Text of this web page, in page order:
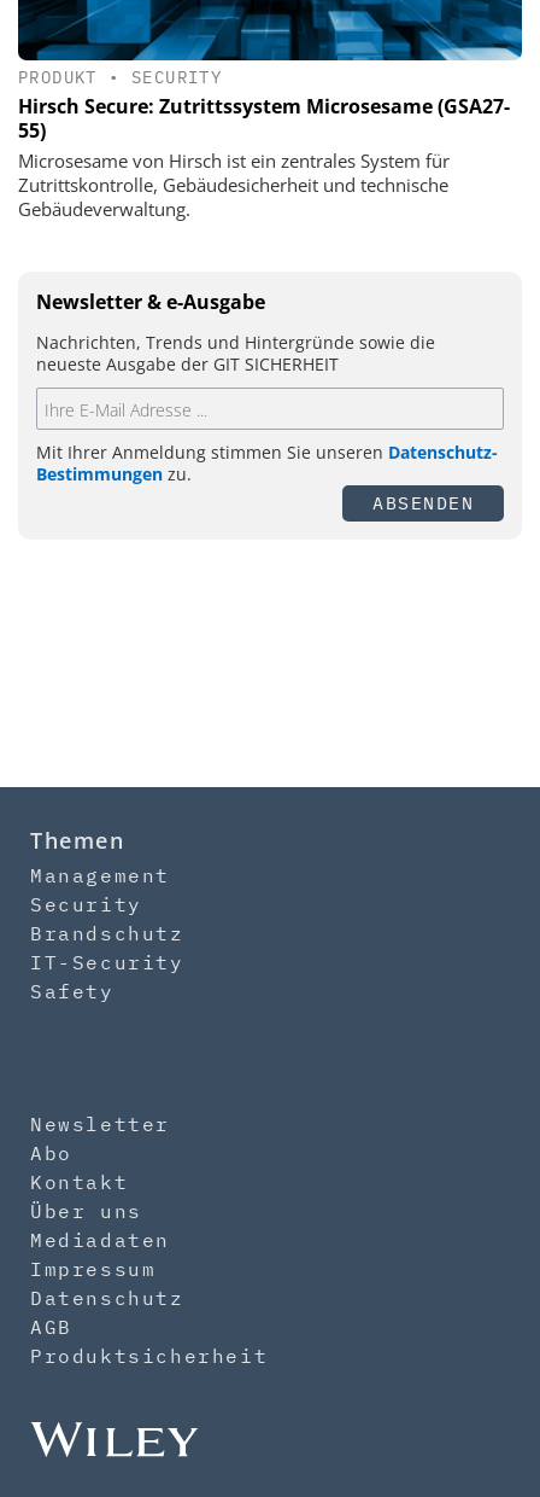
PRODUKT • SECURITY
Hirsch Secure: Zutrittssystem Microsesame (GSA27-
55)
Microsesame von Hirsch ist ein zentrales System für
Zutrittskontrolle, Gebäudesicherheit und technische
Gebäudeverwaltung.
Newsletter & e-Ausgabe
Nachrichten, Trends und Hintergründe sowie die
neueste Ausgabe der GIT SICHERHEIT
Mit Ihrer Anmeldung stimmen Sie unseren Datenschutz-
Bestimmungen zu.
ABSENDEN
Themen
Management
Security
Brandschutz
IT-Security
Safety
Newsletter
Abo
Kontakt
Über uns
Mediadaten
Impressum
Datenschutz
AGB
Produktsicherheit